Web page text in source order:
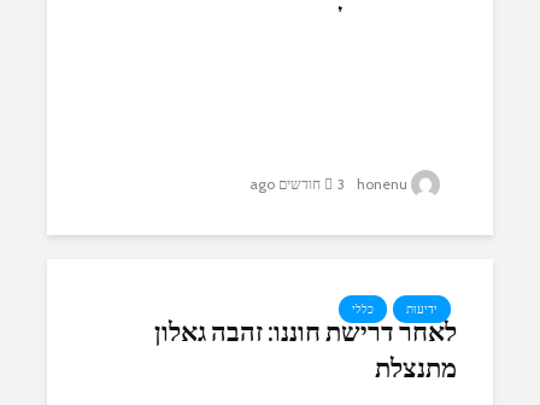
והטרדות בלתי פוסקות
3 חודשים ago
ידיעות כללי
לאחר דרישת חוננו: זהבה גאלון
מתנצלת